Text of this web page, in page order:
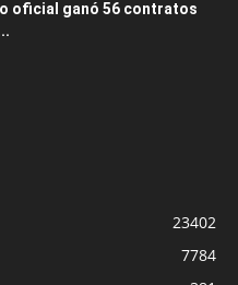
oficial ganó 56 contratos
23402
7784